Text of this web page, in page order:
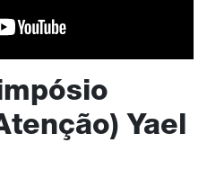
Yael